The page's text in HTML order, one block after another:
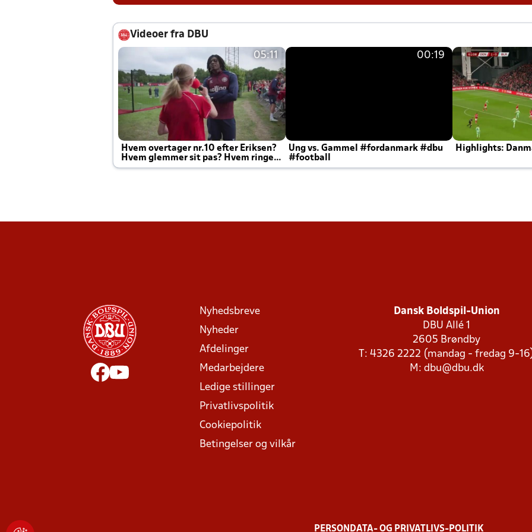
Videoer fra DBU
05:11
Hvem overtager nr.10 efter Eriksen?
Hvem glemmer sit pas? Hvem ringer
Joachim altid til efter kampe?
00:19
Ung vs. Gammel #fordanmark #dbu
#football
Highlights:
Nyhedsbreve
Nyheder
Afdelinger
Medarbejdere
Ledige stillinger
Privatlivspolitik
Cookiepolitik
Betingelser og vilkår
Dansk Boldspil-Union
DBU Allé 1
2605 Brøndby
T: 4326 2222 (mandag - fredag 9-
M: dbu@dbu.dk
PERSONDATA- OG PRIVATLIVS-POLITIK